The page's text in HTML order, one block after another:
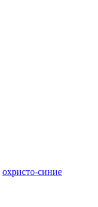
охристо-синие